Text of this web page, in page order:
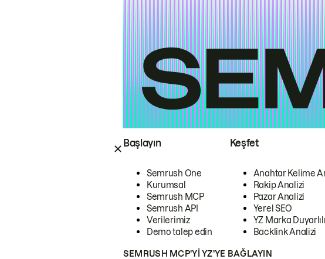
Başlayın
Semrush One
Kurumsal
Semrush MCP
Semrush API
Verilerimiz
Demo talep edin
Keşfet
Anahtar Kelime
Rakip Analizi
Pazar Analizi
Yerel SEO
YZ Marka
Backlink Analizi
SEMRUSH MCP'YI YZ'YE BAĞLAYIN